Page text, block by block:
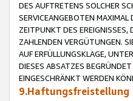
DES AUFTRETENS SOLCHER
SERVICEANGEBOTEN
ZEITPUNKT DES
ZAHLENDEN VERGÜTUNGEN.
AUF ERFÜLLUNGSKLAGE,
DIESES ABSATZES
EINGESCHRÄNKT WERDEN
9.Haftungsfreistellung